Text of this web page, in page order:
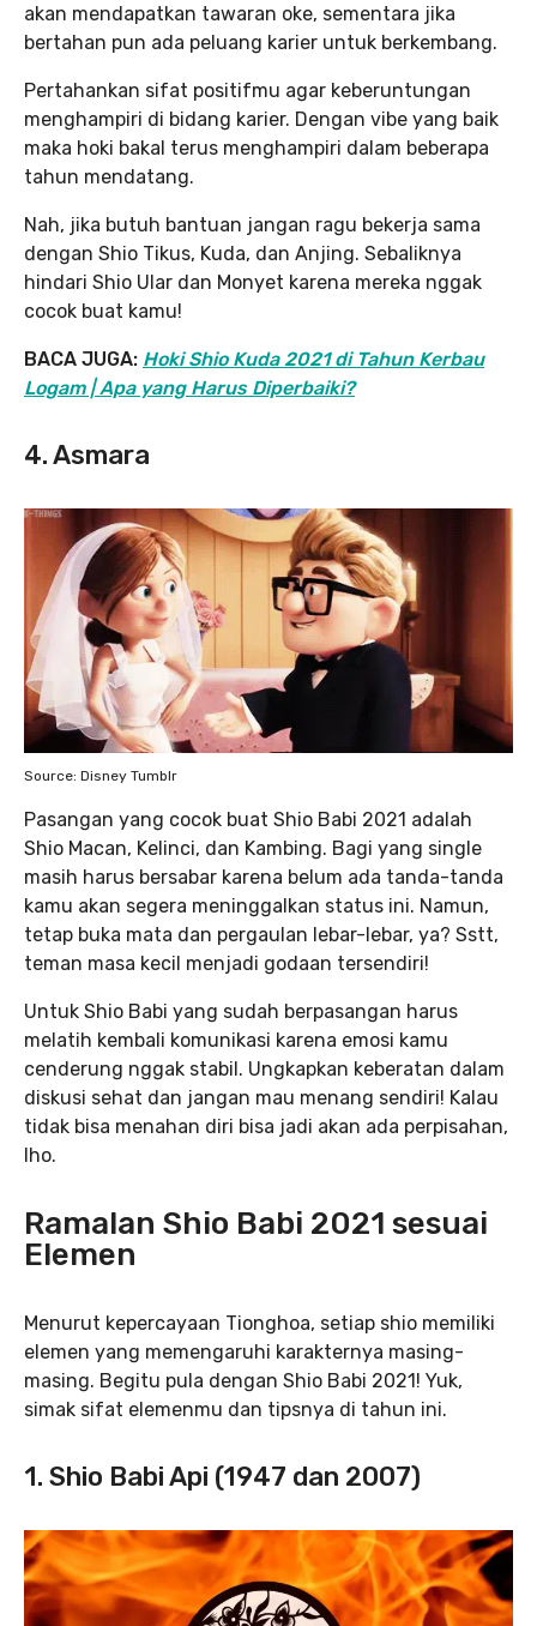
akan mendapatkan tawaran oke, sementara jika
bertahan pun ada peluang karier untuk berkembang.
Pertahankan sifat positifmu agar keberuntungan
menghampiri di bidang karier. Dengan vibe yang baik
maka hoki bakal terus menghampiri dalam beberapa
tahun mendatang.
Nah, jika butuh bantuan jangan ragu bekerja sama
dengan Shio Tikus, Kuda, dan Anjing. Sebaliknya
hindari Shio Ular dan Monyet karena mereka nggak
cocok buat kamu!
BACA JUGA: Hoki Shio Kuda 2021 di Tahun Kerbau
Logam | Apa yang Harus Diperbaiki?
4. Asmara
Source: Disney Tumblr
Pasangan yang cocok buat Shio Babi 2021 adalah
Shio Macan, Kelinci, dan Kambing. Bagi yang single
masih harus bersabar karena belum ada tanda-tanda
kamu akan segera meninggalkan status ini. Namun,
tetap buka mata dan pergaulan lebar-lebar, ya? Sstt,
teman masa kecil menjadi godaan tersendiri!
Untuk Shio Babi yang sudah berpasangan harus
melatih kembali komunikasi karena emosi kamu
cenderung nggak stabil. Ungkapkan keberatan dalam
diskusi sehat dan jangan mau menang sendiri! Kalau
tidak bisa menahan diri bisa jadi akan ada perpisahan,
lho.
Ramalan Shio Babi 2021 sesuai
Elemen
Menurut kepercayaan Tionghoa, setiap shio memiliki
elemen yang memengaruhi karakternya masing-
masing. Begitu pula dengan Shio Babi 2021! Yuk,
simak sifat elemenmu dan tipsnya di tahun ini.
1. Shio Babi Api (1947 dan 2007)